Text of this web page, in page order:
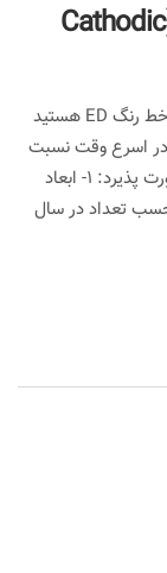
طراحی خط رنگ الکتروفورز کاتدی (Cathodic
مشتری گرامی: چنانچه به دنبال ایجاد و راه اندازی خط رنگ ED هستید
در اسرع وقت نسبت
به ارائه بهترین پیشنهاد فنی و قیمتی اقدام لازم صورت پذیرد: 1- ابعاد
سالانه بر حسب تعداد در سال